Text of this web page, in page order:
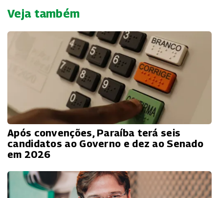
Veja também
Após convenções, Paraíba terá seis
candidatos ao Governo e dez ao Senado
em 2026